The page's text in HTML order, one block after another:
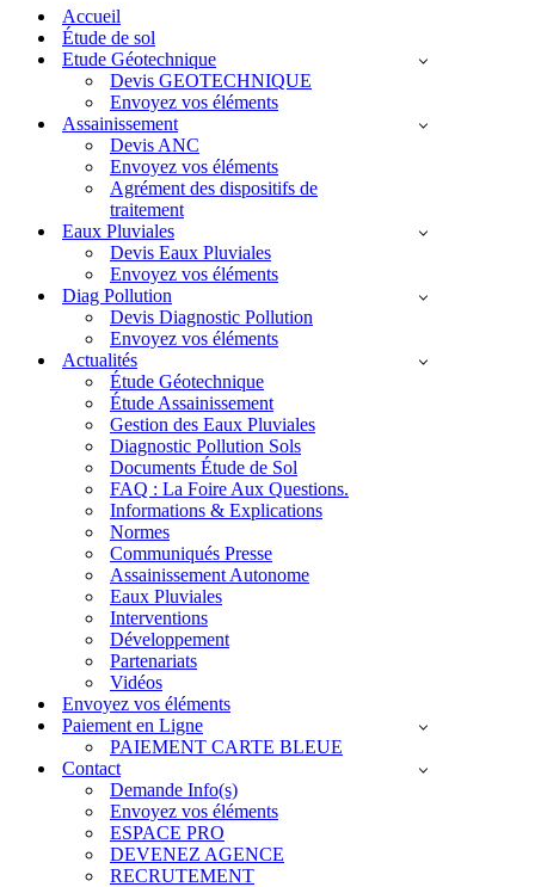
navigationAccueil
Étude de sol
Etude Géotechnique
Devis GEOTECHNIQUE
Envoyez vos éléments
Assainissement
Devis ANC
Envoyez vos éléments
Agrément des dispositifs de
traitement
Eaux Pluviales
Devis Eaux Pluviales
Envoyez vos éléments
Diag Pollution
Devis Diagnostic Pollution
Envoyez vos éléments
Actualités
Étude Géotechnique
Étude Assainissement
Gestion des Eaux Pluviales
Diagnostic Pollution Sols
Documents Étude de Sol
FAQ : La Foire Aux Questions.
Informations & Explications
Normes
Communiqués Presse
Assainissement Autonome
Eaux Pluviales
Interventions
Développement
Partenariats
Vidéos
Envoyez vos éléments
Paiement en Ligne
PAIEMENT CARTE BLEUE
Contact
Demande Info(s)
Envoyez vos éléments
ESPACE PRO
DEVENEZ AGENCE
RECRUTEMENT